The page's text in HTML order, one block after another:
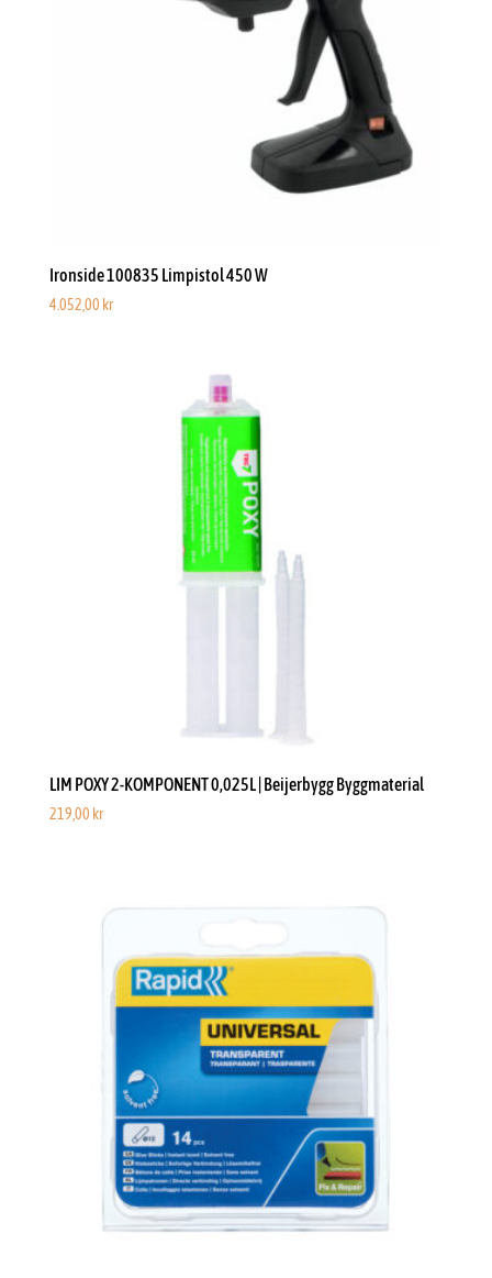
Ironside 100835 Limpistol 450 W
4.052,00 kr
LIM POXY 2-KOMPONENT 0,025L | Beijerbygg Byggmaterial
219,00 kr